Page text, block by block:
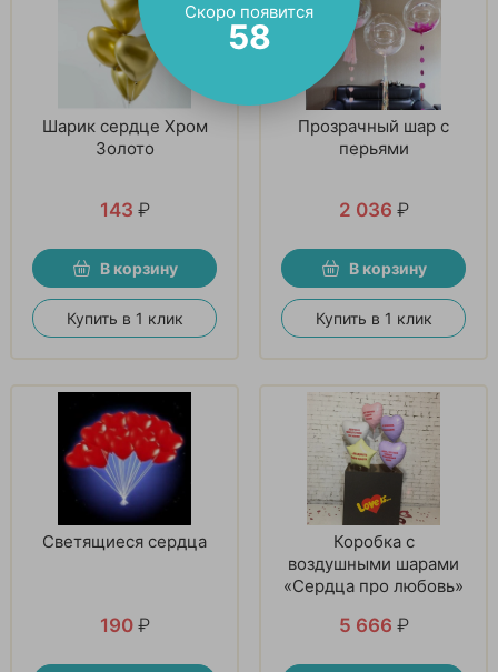
Шарик сердце Хром
Золото
143 ₽
В корзину
Купить в 1 клик
Прозрачный шар с
перьями
2 036 ₽
В корзину
Купить в 1 клик
Светящиеся сердца
190 ₽
Коробка с
воздушными шарами
«Сердца про любовь»
5 666 ₽
Скоро появится
57